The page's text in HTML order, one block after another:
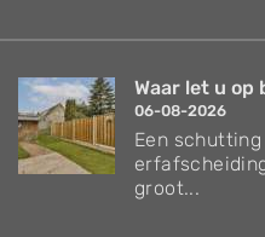
Waar let u op
06-08-2026
Een
groot...